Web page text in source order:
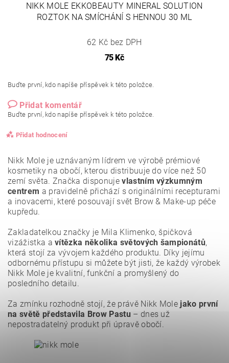
NIKK MOLE EKKOBEAUTY MINERAL SOLUTION
ROZTOK NA SMÍCHÁNÍ S HENNOU 30 ML
62 Kč bez DPH
75 Kč
Buďte první, kdo napíše příspěvek k této položce.
Přidat komentář
Buďte první, kdo napíše příspěvek k této položce.
Přidat hodnocení
osobních údajů.
Nikk Mole je uznávaným lídrem ve výrobě prémiové
kosmetiky na obočí, kterou distribuuje do více než 50
zemí světa. Značka disponujevlastním výzkumným
centrem a pravidelně přichází s originálními recepturami
a inovacemi, které posouvají svět Brow & Make-up péče
kupředu.
Zakladatelkou značky je Mila Klimenko, špičková
vizážistka avítězka několika světových šampionátů,
která stojí za vývojem každého produktu. Díky jejímu
odbornému přístupu si můžete být jisti, že každý výrobek
Nikk Mole je kvalitní, funkční a promyšlený do
posledního detailu.
Za zmínku rozhodně stojí, že právě Nikk Mole jako první
na světě představila Brow Pastu– dnes už
nepostradatelný produkt při úpravě obočí.